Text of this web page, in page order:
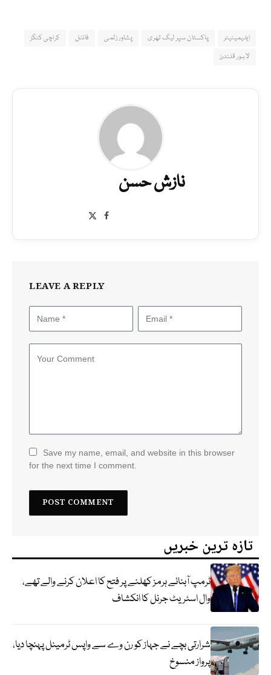
ایلیمینیٹر پاکستان سپر لیگ تھری پشاور زلمی فائنل
کراچی کنگز
لاہور قلندرز
نازش حسن
Facebook
LEAVE A REPLY
Save my name, email, and website in this browser
for the next time I comment.
تازہ ترین خبریں
ٹرمپ آبنائے ہرمز کھلنے پر فتح کا اعلان کرنے والے تھے،
وال اسٹریٹ جرنل کا انکشاف
شرارتی بچے نے جہاز کو رن وے سے واپس ٹرمینل پہنچا دیا،
پرواز منسوخ